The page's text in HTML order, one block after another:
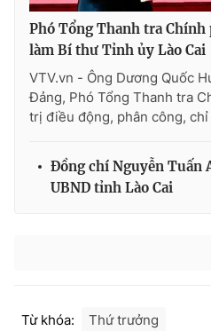
Phó Tổng Thanh tra Chính
làm Bí thư Tỉnh ủy Lào Cai
VTV.vn - Ông Dương Quốc
Đảng, Phó Tổng Thanh tra
trị điều động, phân công,
Đồng chí Nguyễn Tuấn
UBND tỉnh Lào Cai
Từ khóa:
Thứ trưởng